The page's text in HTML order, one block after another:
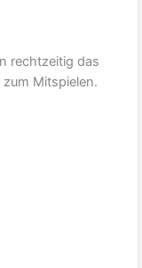
rechtzeitig das
Mitspielen.